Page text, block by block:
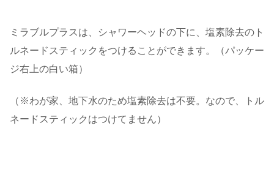
ミラブルプラスは、シャワーヘッドの下に、塩素除去のト
ルネードスティックをつけることができます。（パッケー
ジ右上の白い箱）
（※わが家、地下水のため塩素除去は不要。なので、トル
ネードスティックはつけてません）